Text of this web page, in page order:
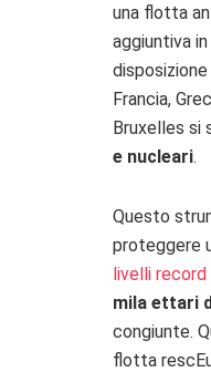
una flotta
aggiuntiva
disposizione
Francia,
Bruxelles si
e nucleari.
Questo
proteggere
livelli
mila ettari
congiunte.
flotta